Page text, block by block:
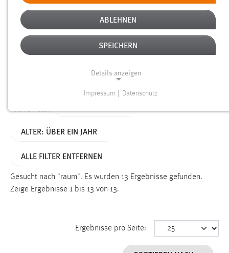
Erstellungsdatum
Alter
Aktive Filter:
ALTER: ÜBER EIN JAHR
ALLE FILTER ENTFERNEN
Gesucht nach "raum". Es wurden 13 Ergebnisse gefunden.
Zeige Ergebnisse 1 bis 13 von 13.
Ergebnisse pro Seite:
ABLEHNEN
SPEICHERN
Details anzeigen
Funktionen und sind für die einwandfreie Funktion der
Name:
Dieser Cookie speichert die ausgewählten Einverständnis-
Impressum Datenschutz